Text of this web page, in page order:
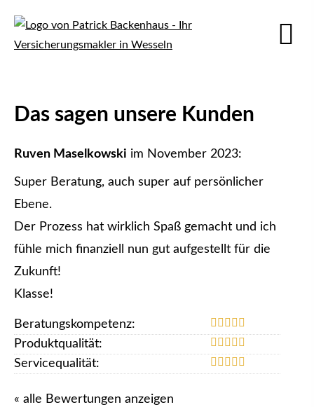
Das sagen unsere Kunden
Ruven Maselkowski im November 2023:
Super Beratung, auch super auf persönlicher
Ebene.
Der Prozess hat wirklich Spaß gemacht und ich
fühle mich finanziell nun gut aufgestellt für die
Zukunft!
Klasse!
Beratungskompetenz:
Produktqualität:
Servicequalität:
« alle Bewertungen anzeigen